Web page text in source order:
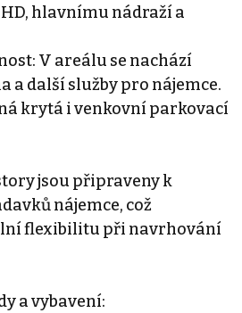
hlavnímu nádraží a
V areálu se nachází
a další služby pro nájemce.
krytá i venkovní parkovací
jsou připraveny k
nájemce, což
flexibilitu při navrhování
a vybavení: